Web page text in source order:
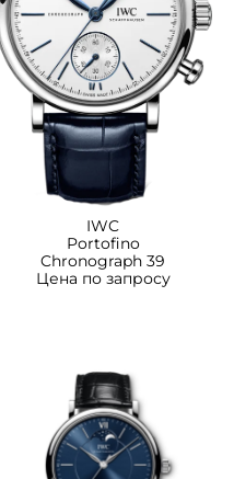
IWC
Portofino
Chronograph 39
Цена по запросу